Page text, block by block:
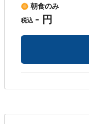
朝食のみ
税込 - 円